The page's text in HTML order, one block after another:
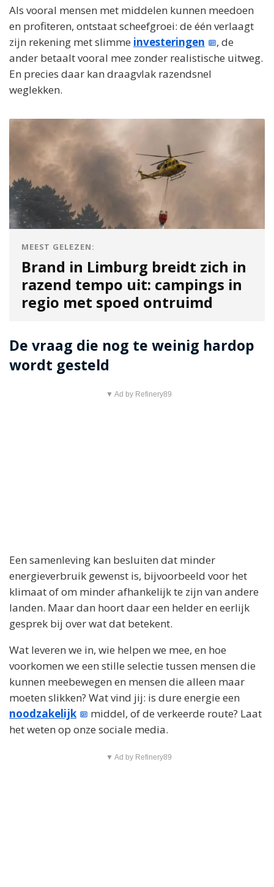
Als vooral mensen met middelen kunnen meedoen
en profiteren, ontstaat scheefgroei: de één verlaagt
zijn rekening met slimme investeringen
, de
ander betaalt vooral mee zonder realistische uitweg.
En precies daar kan draagvlak razendsnel
weglekken.
MEEST GELEZEN:
Brand in Limburg breidt zich in
razend tempo uit: campings in
regio met spoed ontruimd
De vraag die nog te weinig hardop
wordt gesteld
▼ Ad by Refinery89
Een samenleving kan besluiten dat minder
energieverbruik gewenst is, bijvoorbeeld voor het
klimaat of om minder afhankelijk te zijn van andere
landen. Maar dan hoort daar een helder en eerlijk
gesprek bij over wat dat betekent.
Wat leveren we in, wie helpen we mee, en hoe
voorkomen we een stille selectie tussen mensen die
kunnen meebewegen en mensen die alleen maar
moeten slikken? Wat vind jij: is dure energie een
noodzakelijk
middel, of de verkeerde route? Laat
het weten op onze sociale media.
▼ Ad by Refinery89